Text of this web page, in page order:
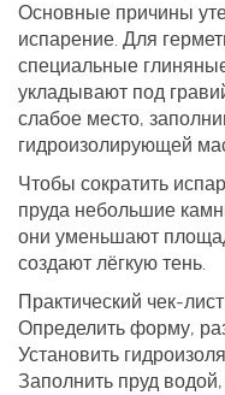
Основные причины
испарение. Для
специальные
укладывают под
слабое место,
гидроизолирующей
Чтобы сократить
пруда небольшие
они уменьшают
создают лёгкую тень.
Практический
Определить форму,
Установить
Заполнить пруд